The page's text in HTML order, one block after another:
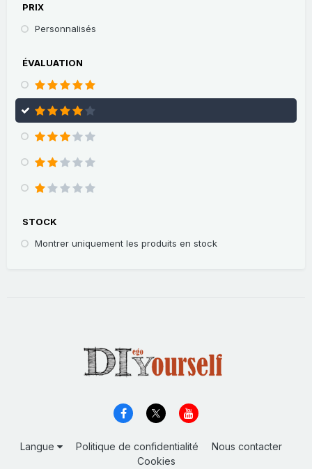
PRIX
Personnalisés
ÉVALUATION
STOCK
Montrer uniquement les produits en stock
Langue Politique de confidentialité
Nous contacter
Cookies